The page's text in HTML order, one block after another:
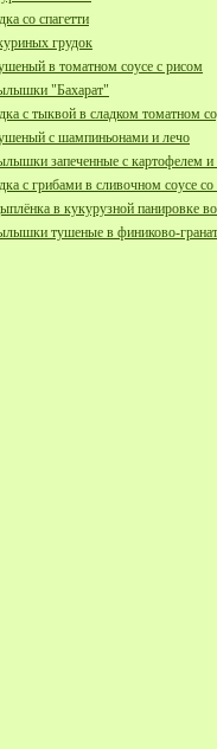
со спагетти
грудок
в томатном соусе с рисом
"Бахарат"
с тыквой в сладком томатном
с шампиньонами и лечо
запеченные с картофелем и
с грибами в сливочном соусе со
в кукурузной панировке
тушеные в финиково-